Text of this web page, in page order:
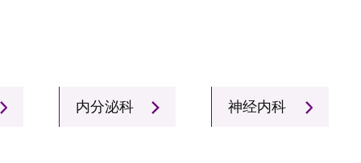
内分泌科 神经内科